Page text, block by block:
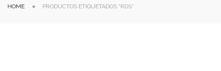
HOME PRODUCTOS ETIQUETADOS “RDS”